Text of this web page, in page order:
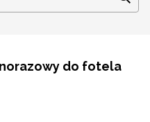
do fotela